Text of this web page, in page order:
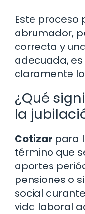
Este proceso
abrumador,
correcta y
adecuada,
claramente
¿Qué
la
Cotizar para
término que
aportes
pensiones o
social
vida laboral